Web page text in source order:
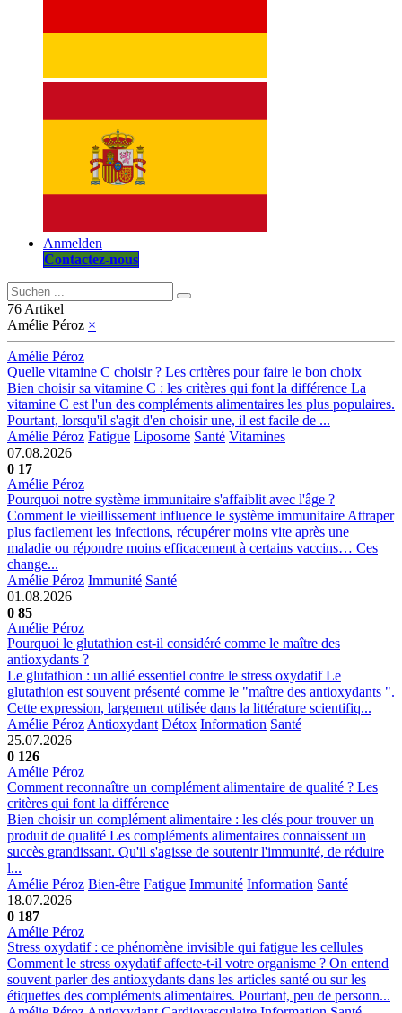
Anmelden
Contactez-nous
76 Artikel
Amélie Péroz ×
Amélie Péroz
Quelle vitamine C choisir ? Les critères pour faire le bon choix
Bien choisir sa vitamine C : les critères qui font la différence La
vitamine C est l'un des compléments alimentaires les plus populaires.
Pourtant, lorsqu'il s'agit d'en choisir une, il est facile de ...
Amélie Péroz Fatigue Liposome Santé Vitamines
07.08.2026
0 17
Amélie Péroz
Pourquoi notre système immunitaire s'affaiblit avec l'âge ?
Comment le vieillissement influence le système immunitaire Attraper
plus facilement les infections, récupérer moins vite après une
maladie ou répondre moins efficacement à certains vaccins… Ces
change...
Amélie Péroz Immunité Santé
01.08.2026
0 85
Amélie Péroz
Pourquoi le glutathion est-il considéré comme le maître des
antioxydants ?
Le glutathion : un allié essentiel contre le stress oxydatif Le
glutathion est souvent présenté comme le "maître des antioxydants ".
Cette expression, largement utilisée dans la littérature scientifiq...
Amélie Péroz Antioxydant Détox Information Santé
25.07.2026
0 126
Amélie Péroz
Comment reconnaître un complément alimentaire de qualité ? Les
critères qui font la différence
Bien choisir un complément alimentaire : les clés pour trouver un
produit de qualité Les compléments alimentaires connaissent un
succès grandissant. Qu'il s'agisse de soutenir l'immunité, de réduire
l...
Amélie Péroz Bien-être Fatigue Immunité Information Santé
18.07.2026
0 187
Amélie Péroz
Stress oxydatif : ce phénomène invisible qui fatigue les cellules
Comment le stress oxydatif affecte-t-il votre organisme ? On entend
souvent parler des antioxydants dans les articles santé ou sur les
étiquettes des compléments alimentaires. Pourtant, peu de personn...